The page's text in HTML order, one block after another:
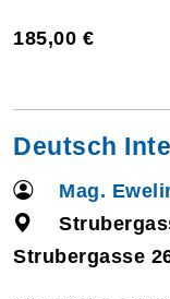
185,00 €
Deutsch
Mag.
Strubergasse